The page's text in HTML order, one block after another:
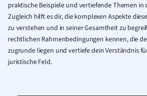
praktische Beispiele und vertiefende Themen in
Zugleich hilft es dir, die komplexen Aspekte
zu verstehen und in seiner Gesamtheit zu
rechtlichen Rahmenbedingungen kennen, die
zugrunde liegen und vertiefe dein Verständnis
juristische Feld.